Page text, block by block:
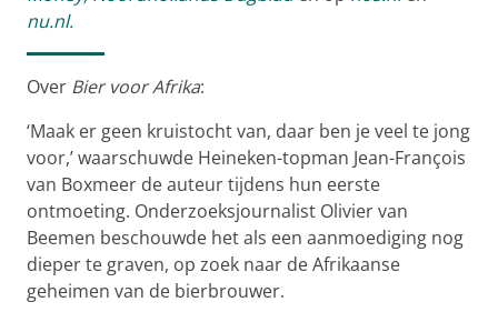
nu.nl.
Over Bier voor Afrika:
‘Maak er geen kruistocht van, daar ben je veel te jong
voor,’ waarschuwde Heineken-topman Jean-François
van Boxmeer de auteur tijdens hun eerste
ontmoeting. Onderzoeksjournalist Olivier van
Beemen beschouwde het als een aanmoediging nog
dieper te graven, op zoek naar de Afrikaanse
geheimen van de bierbrouwer.